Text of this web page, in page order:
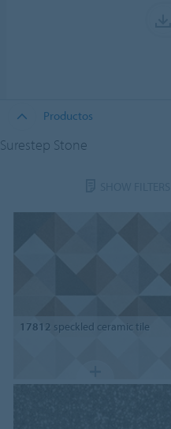
Productos
Surestep Stone
17812 speckled ceramic tile